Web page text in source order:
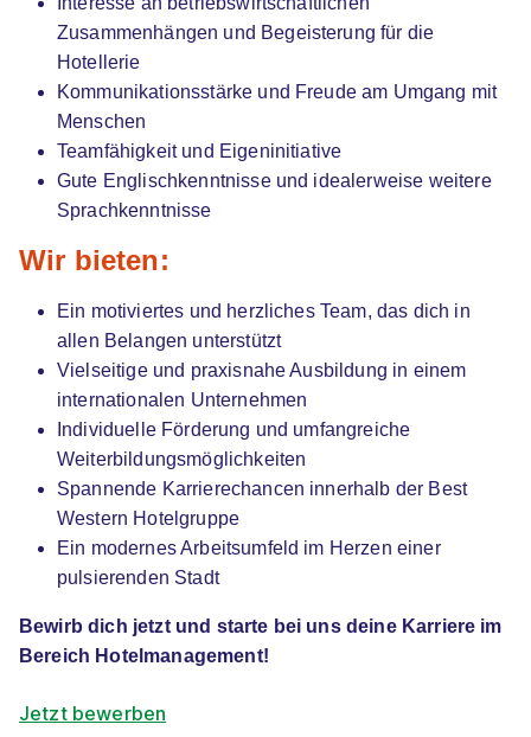
Duales Studium "Internationales
Hotelmanagement (B.A.)" Marriott Hotel
Heidelberg SRH University
01.10.2026
69115 Heidelberg
Duales Studium "Internationales
Hotelmanagement (B.A.)" Hotel Stadt Breisach
SRH University
01.10.2026
Zusammenhängen und Begeisterung für die
Hotellerie
Kommunikationsstärke und Freude am Umgang mit
Menschen
Teamfähigkeit und Eigeninitiative
Gute Englischkenntnisse und idealerweise weitere
Sprachkenntnisse
Wir bieten:
Ein motiviertes und herzliches Team, das dich in
allen Belangen unterstützt
Vielseitige und praxisnahe Ausbildung in einem
internationalen Unternehmen
Individuelle Förderung und umfangreiche
Weiterbildungsmöglichkeiten
Spannende Karrierechancen innerhalb der Best
Western Hotelgruppe
Ein modernes Arbeitsumfeld im Herzen einer
pulsierenden Stadt
Bewirb dich jetzt und starte bei uns deine Karriere im
Bereich Hotelmanagement!
Jetzt bewerben